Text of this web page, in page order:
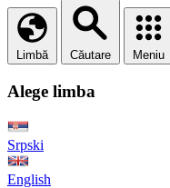
Limbă Căutare Meniu
Alege limba
Srpski
English